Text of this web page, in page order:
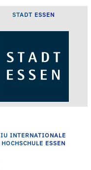
STADT ESSEN
IU INTERNATIONALE
HOCHSCHULE ESSEN